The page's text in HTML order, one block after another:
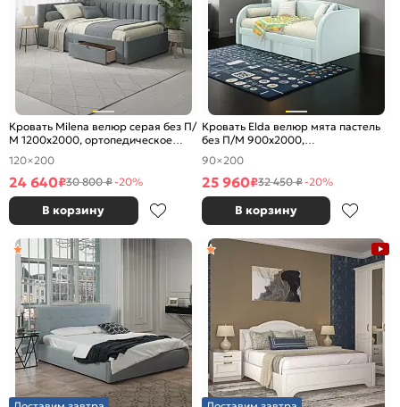
Кровать Milena велюр серая без П/
М 1200x2000, ортопедическое
основание, изголовье мягкое
120×200
24 640₽30 800 ₽-20%
В корзину
Кровать Elda велюр мята пастель
без П/М 900x2000,
ортопедическое основание,
изголовье мягкое
90×200
25 960₽32 450 ₽-20%
В корзину